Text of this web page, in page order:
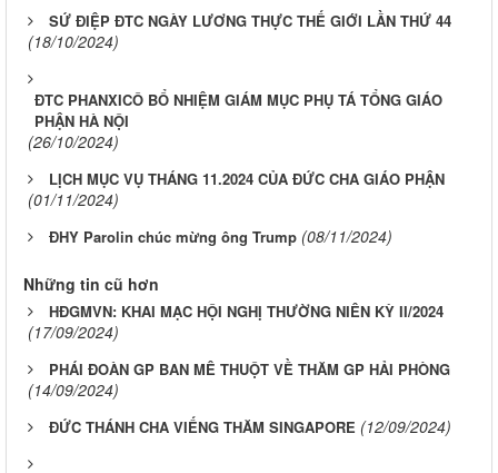
SỨ ĐIỆP ĐTC NGÀY LƯƠNG THỰC THẾ GIỚI LẦN THỨ 44
(18/10/2024)
ĐTC PHANXICÔ BỔ NHIỆM GIÁM MỤC PHỤ TÁ TỔNG GIÁO
PHẬN HÀ NỘI
(26/10/2024)
LỊCH MỤC VỤ THÁNG 11.2024 CỦA ĐỨC CHA GIÁO PHẬN
(01/11/2024)
ĐHY Parolin chúc mừng ông Trump (08/11/2024)
Những tin cũ hơn
HĐGMVN: KHAI MẠC HỘI NGHỊ THƯỜNG NIÊN KỲ II/2024
(17/09/2024)
PHÁI ĐOÀN GP BAN MÊ THUỘT VỀ THĂM GP HẢI PHÒNG
(14/09/2024)
ĐỨC THÁNH CHA VIẾNG THĂM SINGAPORE (12/09/2024)